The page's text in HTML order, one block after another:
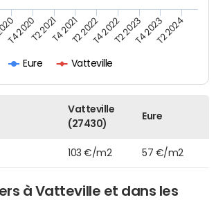
Eure Vatteville
T4 2020T2 2021T4 2021T2 2022T4 2022T2 2023T4 2023T2 2024
Vatteville
(27430)
Eure
103 €/m2 57 €/m2
à Vatteville et dans les